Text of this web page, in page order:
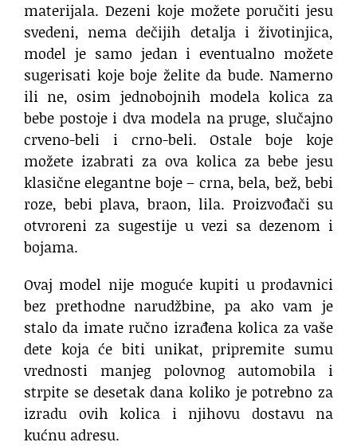
materijala. Dezeni koje možete poručiti jesu
svedeni, nema dečijih detalja i životinjica,
model je samo jedan i eventualno možete
sugerisati koje boje želite da bude. Namerno
ili ne, osim jednobojnih modela kolica za
bebe postoje i dva modela na pruge, slučajno
crveno-beli i crno-beli. Ostale boje koje
možete izabrati za ova kolica za bebe jesu
klasične elegantne boje – crna, bela, bež, bebi
roze, bebi plava, braon, lila. Proizvođači su
otvroreni za sugestije u vezi sa dezenom i
bojama.
Ovaj model nije moguće kupiti u prodavnici
bez prethodne narudžbine, pa ako vam je
stalo da imate ručno izrađena kolica za vaše
dete koja će biti unikat, pripremite sumu
vrednosti manjeg polovnog automobila i
strpite se desetak dana koliko je potrebno za
izradu ovih kolica i njihovu dostavu na
kućnu adresu.